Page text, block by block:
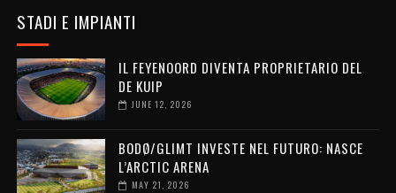
STADI E IMPIANTI
IL FEYENOORD DIVENTA PROPRIETARIO DEL
DE KUIP
JUNE 12, 2026
BODØ/GLIMT INVESTE NEL FUTURO: NASCE
L’ARCTIC ARENA
MAY 21, 2026